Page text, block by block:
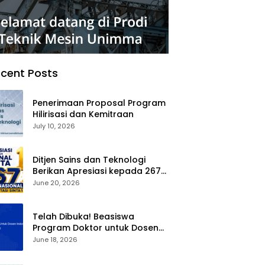
Posts
Penerimaan Proposal Program
Hilirisasi dan Kemitraan
July 10, 2026
Ditjen Sains dan Teknologi
Berikan Apresiasi kepada 267
Jurnal Nasional Terakreditasi
June 20, 2026
Telah Dibuka! Beasiswa
Program Doktor untuk Dosen
Indonesia (BPDDI) 2026
June 18, 2026